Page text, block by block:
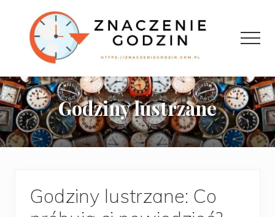
głównego
Znaczenie
godzin
Godziny lustrzane
Godziny lustrzane: Co